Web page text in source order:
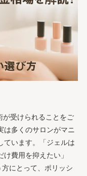
が受けられることをご
は多くのサロンがマニ
ています。「ジェルは
費用を抑えたい」
方にとって、ポリッシ